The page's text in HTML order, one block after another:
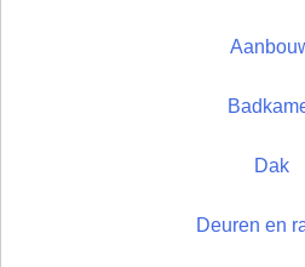
Dak
Deuren en